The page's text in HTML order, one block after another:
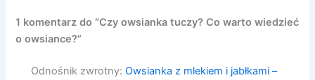
1 komentarz do “Czy owsianka tuczy? Co warto wiedzieć
o owsiance?”
Odnośnik zwrotny:Owsianka z mlekiem i jabłkami –